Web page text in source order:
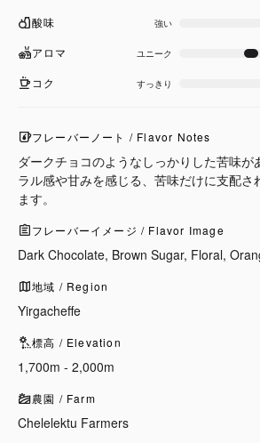
酸味 強い
アロマ ユニーク
コク すっきり
フレーバーノート / Flavor Notes
ダークチョコのようなしっかりした苦味が
ラル感や甘みを感じる、苦味だけに支配さ
ます。
フレーバーイメージ / Flavor Image
Dark Chocolate, Brown Sugar, Floral,
地域 / Region
Yirgacheffe
標高 / Elevation
1,700m - 2,000m
農園 / Farm
Chelelektu Farmers